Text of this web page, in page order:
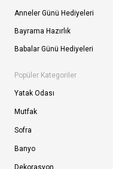
Anneler Günü Hediyeleri
Bayrama Hazırlık
Babalar Günü Hediyeleri
Popüler Kategoriler
Yatak Odası
Mutfak
Sofra
Banyo
Dekorasyon